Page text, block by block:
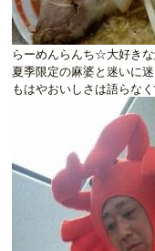
らーめんらんち☆大好き
夏季限定の麻婆と迷いに
もはやおいしさは語らな